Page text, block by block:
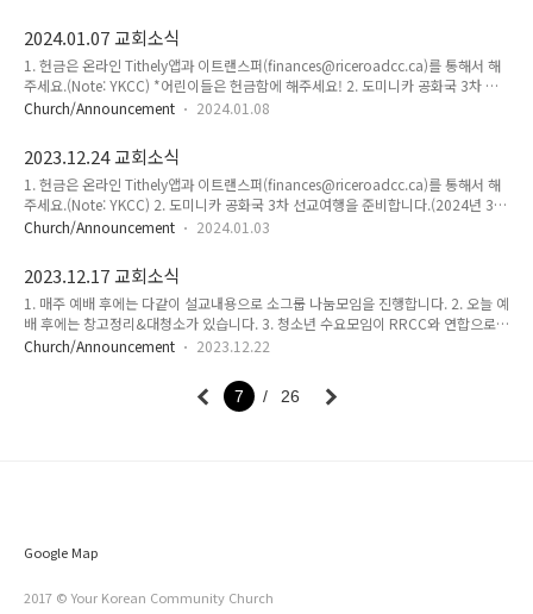
'Domini..
스타 친추 해주세요!)
2024.01.07 교회소식
1. 헌금은 온라인 Tithely앱과 이트랜스퍼(finances@riceroadcc.ca)를 통해서 해
주세요.(Note: YKCC) *어린이들은 헌금함에 해주세요! 2. 도미니카 공화국 3차 선
교여행을 준비합니다.(2월 28~3월 5일) 3. 청소년 수요모임이 RRCC와 연합으로 1
습니다.(1월 20일(토), 9AM) – 줌 링크는 기도편지 참고 5. FMCIC 교단본부에서 진
행하는 기도모임이 오늘부터 일주일 동안 진행됩니다.(Zoom 링크 보내드립니다)
Church/Announcement 2024.01.08
2023.12.24 교회소식
1. 헌금은 온라인 Tithely앱과 이트랜스퍼(finances@riceroadcc.ca)를 통해서 해
주세요.(Note: YKCC) 2. 도미니카 공화국 3차 선교여행을 준비합니다.(2024년 3월
예정) 3. 청소년 수요모임이 RRCC와 연합으로 1월 10일(수) 부터 시작됩니다.(매주
링크는 기도편지 참고
Church/Announcement 2024.01.03
2023.12.17 교회소식
1. 매주 예배 후에는 다같이 설교내용으로 소그룹 나눔모임을 진행합니다. 2. 오늘 예
배 후에는 창고정리&대청소가 있습니다. 3. 청소년 수요모임이 RRCC와 연합으로 1
월 10일(수) 부터 시작됩니다.(매주 수요일 7pm at Youth Room) 4. DR 선교를 위
Church/Announcement 2023.12.22
7 26
Google Map
2017 © Your Korean Community Church